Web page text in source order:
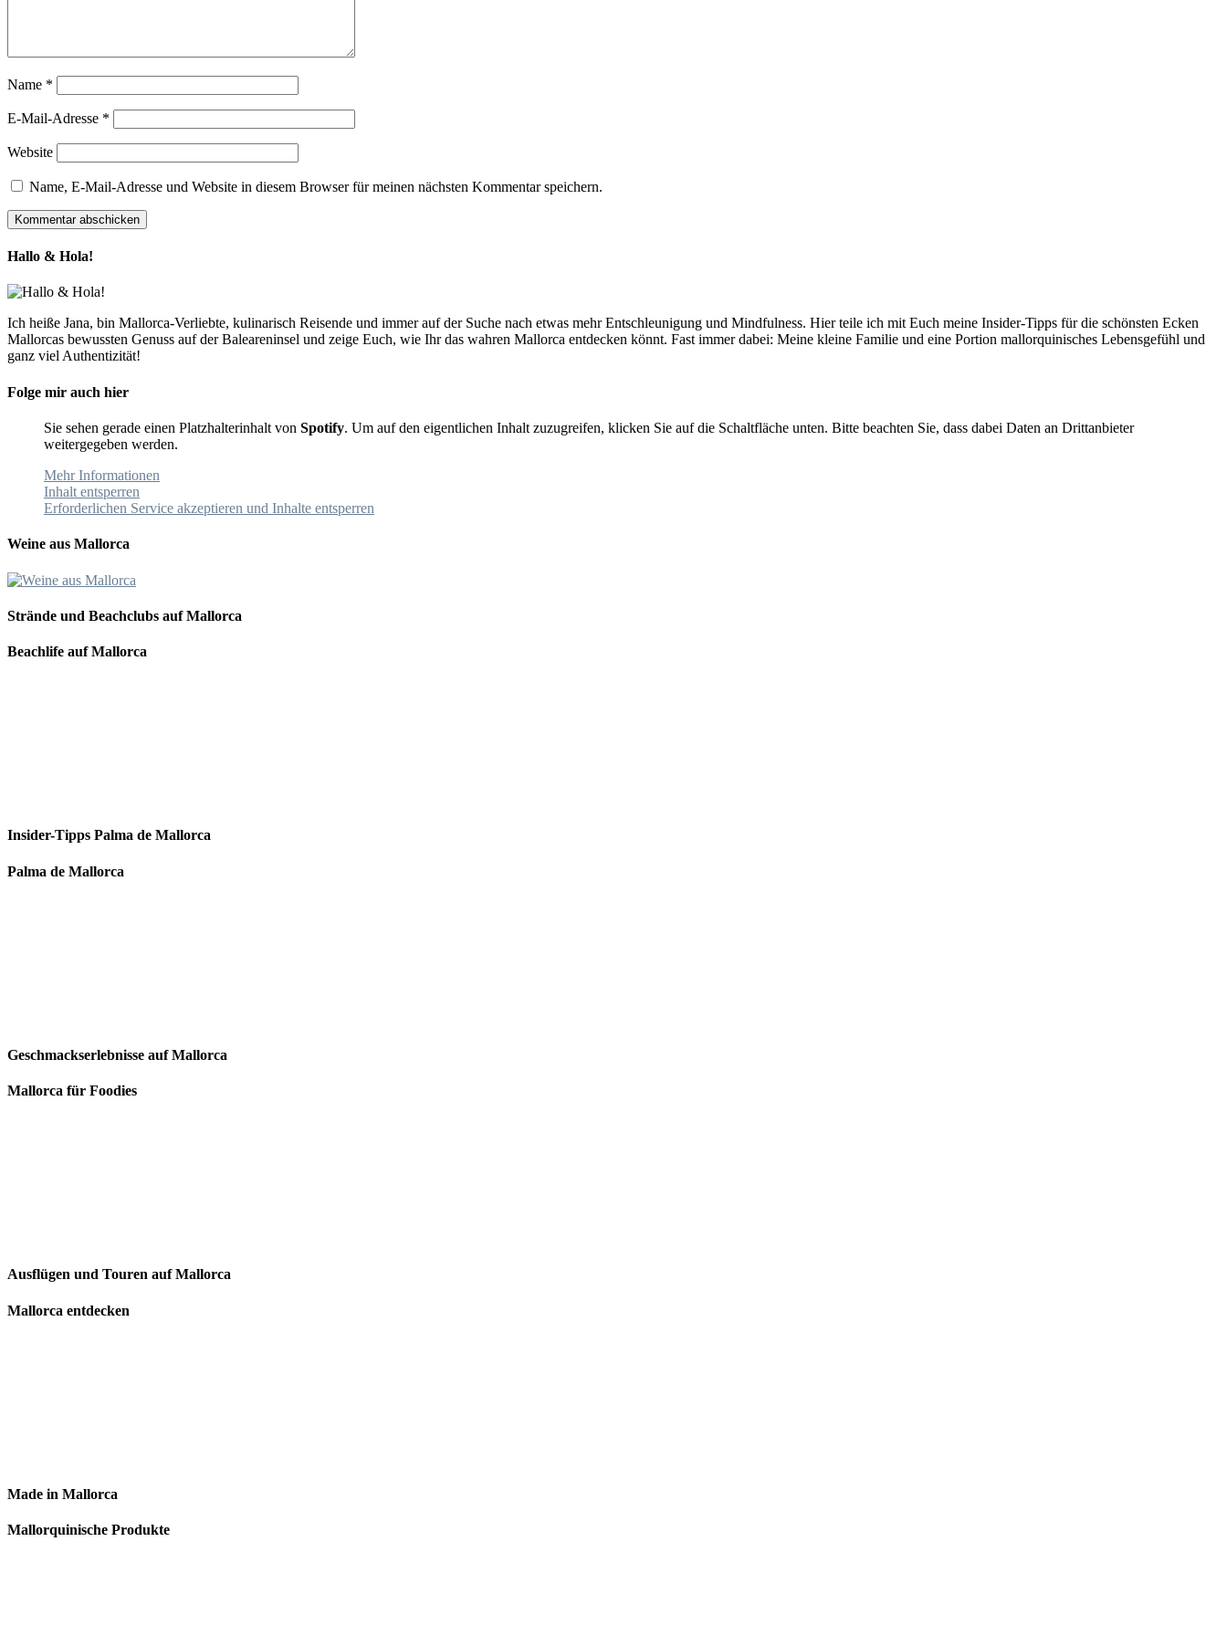
Name *
E-Mail-Adresse *
Website
Name, E-Mail-Adresse und Website in diesem Browser für meinen nächsten Kommentar speichern.
Hallo & Hola!
Ich heiße Jana, bin Mallorca-Verliebte, kulinarisch Reisende und immer auf der Suche nach etwas mehr Entschleunigung und Mindfulness. Hier teile ich mit Euch meine Insider-Tipps für die schönsten Ecken
Mallorcas bewussten Genuss auf der Baleareninsel und zeige Euch, wie Ihr das wahren Mallorca entdecken könnt. Fast immer dabei: Meine kleine Familie und eine Portion mallorquinisches Lebensgefühl und
ganz viel Authentizität!
Folge mir auch hier
Sie sehen gerade einen Platzhalterinhalt von Spotify. Um auf den eigentlichen Inhalt zuzugreifen, klicken Sie auf die Schaltfläche unten. Bitte beachten Sie, dass dabei Daten an Drittanbieter
weitergegeben werden.
Mehr Informationen
Inhalt entsperren
Erforderlichen Service akzeptieren und Inhalte entsperren
Weine aus Mallorca
Strände und Beachclubs auf Mallorca
Beachlife auf Mallorca
Insider-Tipps Palma de Mallorca
Palma de Mallorca
Geschmackserlebnisse auf Mallorca
Mallorca für Foodies
Ausflügen und Touren auf Mallorca
Mallorca entdecken
Made in Mallorca
Mallorquinische Produkte